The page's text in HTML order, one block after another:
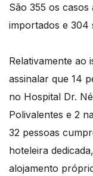
São 355 os casos
importados e 304
Relativamente ao
assinalar que 14
no Hospital Dr.
Polivalentes e 2
32 pessoas
hoteleira
alojamento